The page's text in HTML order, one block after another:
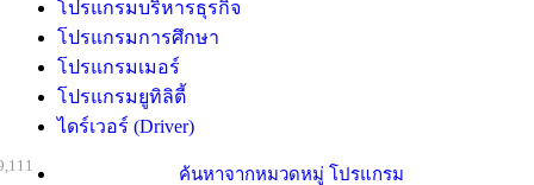
โปรแกรมบริหารธุรกิจ
โปรแกรมการศึกษา
โปรแกรมเมอร์
โปรแกรมยูทิลิตี้
ไดร์เวอร์ (Driver)
ค้นหาจากหมวดหมู่ โปรแกรม